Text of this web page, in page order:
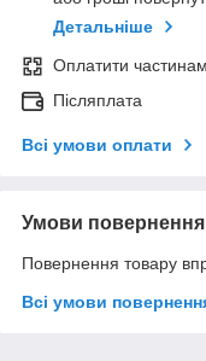
Детальніше
Оплатити
Післяплата
Всі умови оплати
Умови повернення
Повернення товару
Всі умови